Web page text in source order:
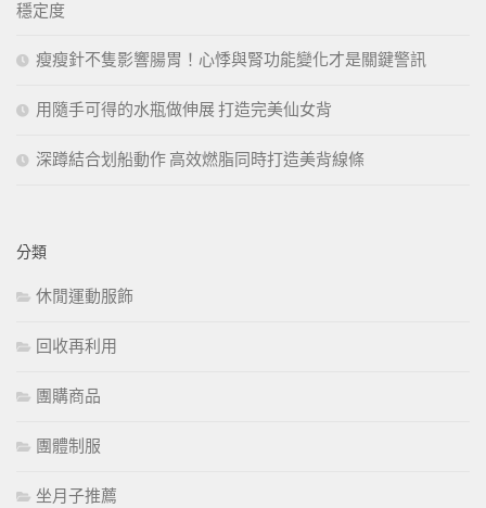
穩定度
瘦瘦針不隻影響腸胃！心悸與腎功能變化才是關鍵警訊
用隨手可得的水瓶做伸展 打造完美仙女背
深蹲結合划船動作 高效燃脂同時打造美背線條
分類
休閒運動服飾
回收再利用
團購商品
團體制服
坐月子推薦